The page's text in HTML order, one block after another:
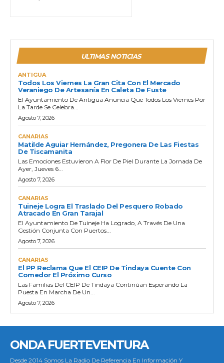
ULTIMAS NOTICIAS
ANTIGUA
Todos Los Viernes La Gran Cita Con El Mercado
Veraniego De Artesanía En Caleta De Fuste
El Ayuntamiento De Antigua Anuncia Que Todos Los Viernes Por
La Tarde Se Celebra...
Agosto 7, 2026
CANARIAS
Matilde Aguiar Hernández, Pregonera De Las Fiestas
De Tiscamanita
Las Emociones Estuvieron A Flor De Piel Durante La Jornada De
Ayer, Jueves 6...
Agosto 7, 2026
CANARIAS
Tuineje Logra El Traslado Del Pesquero Robado
Atracado En Gran Tarajal
El Ayuntamiento De Tuineje Ha Logrado, A Través De Una
Gestión Conjunta Con Puertos...
Agosto 7, 2026
CANARIAS
El PP Reclama Que El CEIP De Tindaya Cuente Con
Comedor El Próximo Curso
Las Familias Del CEIP De Tindaya Continúan Esperando La
Puesta En Marcha De Un...
Agosto 7, 2026
ONDA FUERTEVENTURA
Desde 2014 Somos La Radio De Referencia En Información Y